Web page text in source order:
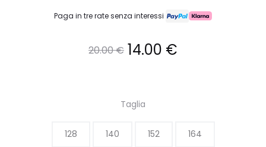
Paga in tre rate senza interessi
20.00€ Il
originale
era:
14.00 €
è:
Taglia
128 140 152 164